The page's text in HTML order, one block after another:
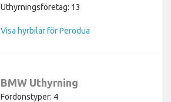
Uthyrningsföretag: 13
Visa hyrbilar för Perodua
BMW Uthyrning
Fordonstyper: 4